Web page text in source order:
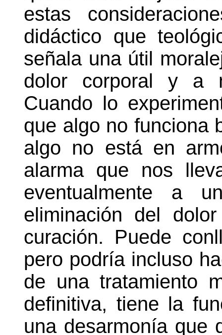
estas
didáctico que
señala una útil
dolor corporal y a
Cuando lo
que algo no funciona
algo no está en
alarma que nos
eventualmente a
eliminación del
curación. Puede
pero podría incluso
de una tratamiento
definitiva, tiene la
una desarmonía que